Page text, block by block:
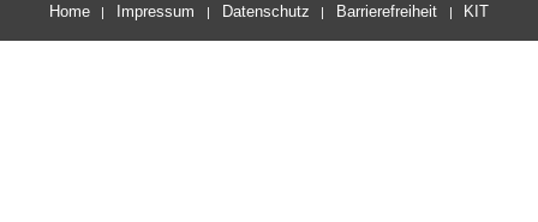
Home Impressum Datenschutz Barrierefreiheit KIT